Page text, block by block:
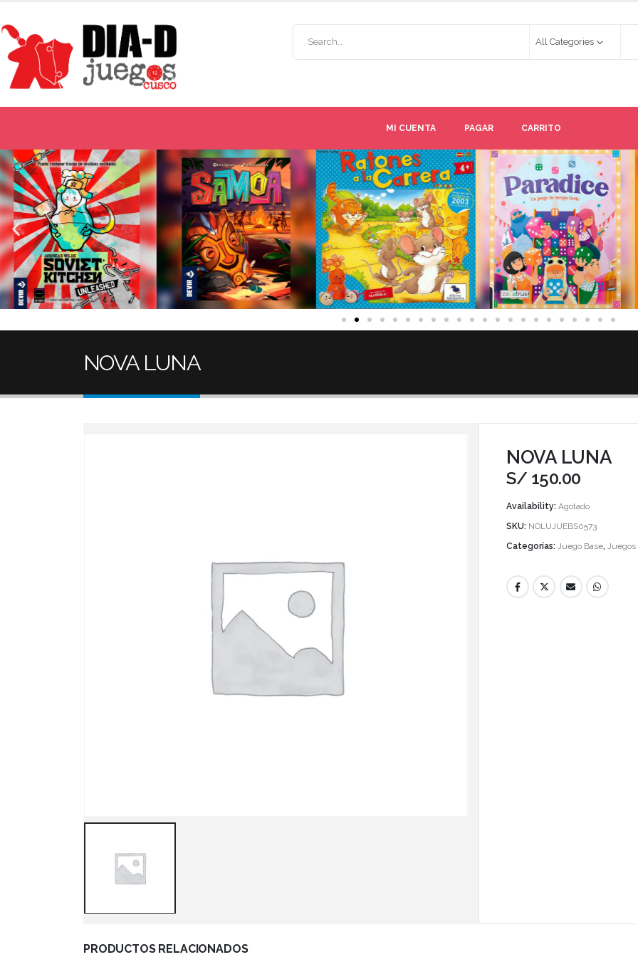
All Categories
MI CUENTA PAGAR CARRITO
NOVA LUNA
NOVA LUNA
S/ 150.00
Availability: Agotado
SKU: NOLUJUEBS0573
Categorías: Juego Base,
PRODUCTOS RELACIONADOS